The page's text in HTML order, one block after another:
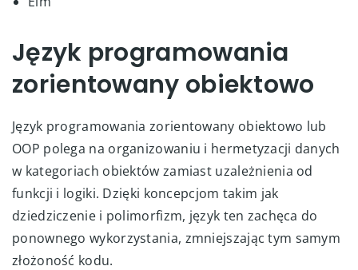
Język programowania
zorientowany obiektowo
Język programowania zorientowany obiektowo lub
OOP polega na organizowaniu i hermetyzacji danych
w kategoriach obiektów zamiast uzależnienia od
funkcji i logiki. Dzięki koncepcjom takim jak
dziedziczenie i polimorfizm, język ten zachęca do
ponownego wykorzystania, zmniejszając tym samym
złożoność kodu.